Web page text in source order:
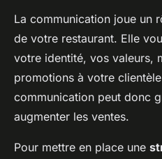
La communication joue un
de votre restaurant. Elle
votre identité, vos valeurs,
promotions à votre
communication peut donc
augmenter les ventes.
Pour mettre en place une